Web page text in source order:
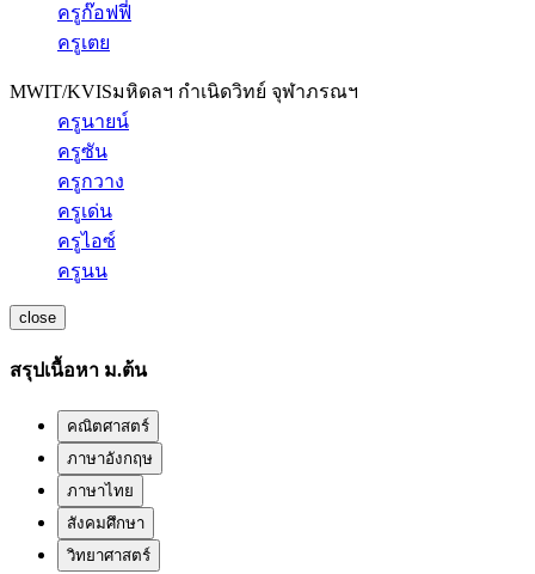
ครูก๊อฟฟี่
ครูเตย
MWIT/KVISมหิดลฯ กำเนิดวิทย์ จุฬาภรณฯ
ครูนายน์
ครูซัน
ครูกวาง
ครูเด่น
ครูไอซ์
ครูนน
close
สรุปเนื้อหา ม.ต้น
คณิตศาสตร์
ภาษาอังกฤษ
ภาษาไทย
สังคมศึกษา
วิทยาศาสตร์